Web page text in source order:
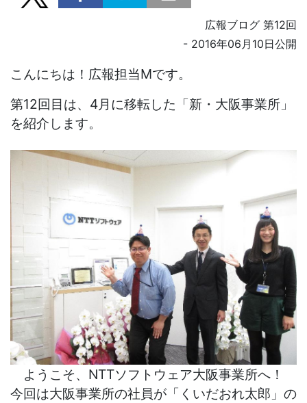
広報ブログ 第12回
- 2016年06月10日公開
こんにちは！広報担当Mです。
第12回目は、4月に移転した「新・大阪事業所」
を紹介します。
ようこそ、NTTソフトウェア大阪事業所へ！
今回は大阪事業所の社員が「くいだおれ太郎」の